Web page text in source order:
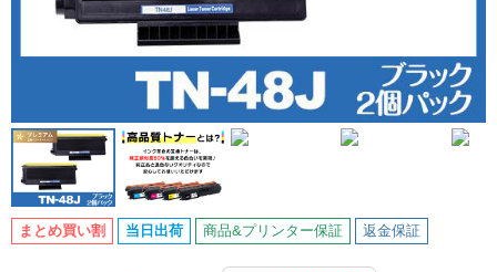
まとめ買い割 当日出荷 商品&プリンター保証 返金保証